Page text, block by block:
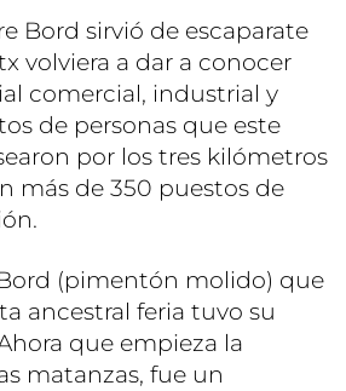
Bord sirvió de escaparate
volviera a dar a conocer
comercial, industrial y
de personas que este
por los tres kilómetros
más de 350 puestos de
(pimentón molido) que
ancestral feria tuvo su
que empieza la
matanzas, fue un